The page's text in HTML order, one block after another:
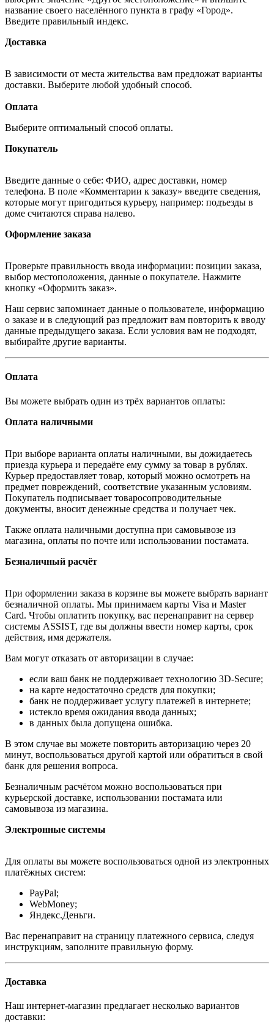
название своего населённого пункта в графу «Город».
Введите правильный индекс.
Доставка
В зависимости от места жительства вам предложат варианты
доставки. Выберите любой удобный способ.
Оплата
Выберите оптимальный способ оплаты.
Покупатель
Введите данные о себе: ФИО, адрес доставки, номер
телефона. В поле «Комментарии к заказу» введите сведения,
которые могут пригодиться курьеру, например: подъезды в
доме считаются справа налево.
Оформление заказа
Проверьте правильность ввода информации: позиции заказа,
выбор местоположения, данные о покупателе. Нажмите
кнопку «Оформить заказ».
Наш сервис запоминает данные о пользователе, информацию
о заказе и в следующий раз предложит вам повторить к вводу
данные предыдущего заказа. Если условия вам не подходят,
выбирайте другие варианты.
Оплата
Вы можете выбрать один из трёх вариантов оплаты:
Оплата наличными
При выборе варианта оплаты наличными, вы дожидаетесь
приезда курьера и передаёте ему сумму за товар в рублях.
Курьер предоставляет товар, который можно осмотреть на
предмет повреждений, соответствие указанным условиям.
Покупатель подписывает товаросопроводительные
документы, вносит денежные средства и получает чек.
Также оплата наличными доступна при самовывозе из
магазина, оплаты по почте или использовании постамата.
Безналичный расчёт
При оформлении заказа в корзине вы можете выбрать вариант
безналичной оплаты. Мы принимаем карты Visa и Master
Card. Чтобы оплатить покупку, вас перенаправит на сервер
системы ASSIST, где вы должны ввести номер карты, срок
действия, имя держателя.
Вам могут отказать от авторизации в случае:
если ваш банк не поддерживает технологию 3D-Secure;
на карте недостаточно средств для покупки;
банк не поддерживает услугу платежей в интернете;
истекло время ожидания ввода данных;
в данных была допущена ошибка.
В этом случае вы можете повторить авторизацию через 20
минут, воспользоваться другой картой или обратиться в свой
банк для решения вопроса.
Безналичным расчётом можно воспользоваться при
курьерской доставке, использовании постамата или
самовывоза из магазина.
Электронные системы
Для оплаты вы можете воспользоваться одной из электронных
платёжных систем:
PayPal;
WebMoney;
Яндекс.Деньги.
Вас перенаправит на страницу платежного сервиса, следуя
инструкциям, заполните правильную форму.
Доставка
Наш интернет-магазин предлагает несколько вариантов
доставки: